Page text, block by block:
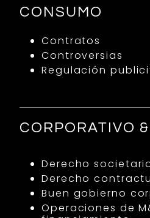
CONSUMO
Contratos
Controversias
Regulación
CORPORATIVO
Derecho
Derecho
Buen gobierno
Operaciones de